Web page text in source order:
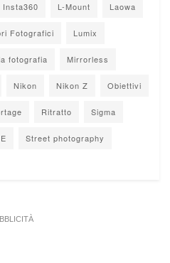
Insta360 L-Mount Laowa
Fotografici Lumix
fotografia Mirrorless
Nikon Nikon Z Obiettivi
Ritratto Sigma
Street photography